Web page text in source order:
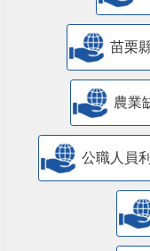
苗栗
農業
公職人員